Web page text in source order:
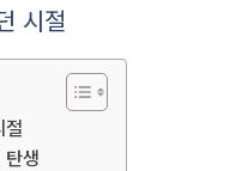
시절
절
탄생